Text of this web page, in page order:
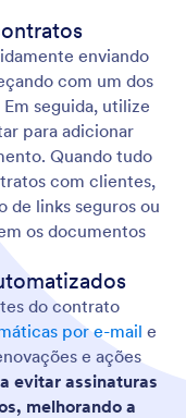
enviando
com um dos
Em seguida, utilize
para adicionar
Quando tudo
com clientes,
de links seguros ou
os documentos
do contrato
por e-mail e
e ações
evitar assinaturas
melhorando a